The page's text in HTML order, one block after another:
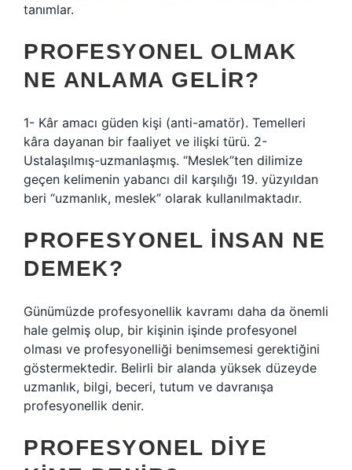
tanımlar.
PROFESYONEL OLMAK
NE ANLAMA GELIR?
1- Kâr amacı güden kişi (anti-amatör). Temelleri
kâra dayanan bir faaliyet ve ilişki türü. 2-
Ustalaşılmış-uzmanlaşmış. “Meslek”ten dilimize
geçen kelimenin yabancı dil karşılığı 19. yüzyıldan
beri “uzmanlık, meslek” olarak kullanılmaktadır.
PROFESYONEL INSAN NE
DEMEK?
Günümüzde profesyonellik kavramı daha da önemli
hale gelmiş olup, bir kişinin işinde profesyonel
olması ve profesyonelliği benimsemesi gerektiğini
göstermektedir. Belirli bir alanda yüksek düzeyde
uzmanlık, bilgi, beceri, tutum ve davranışa
profesyonellik denir.
PROFESYONEL DIYE